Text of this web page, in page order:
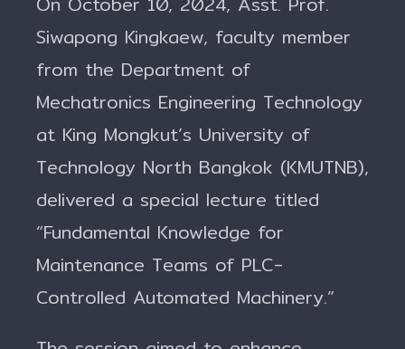
Siwapong Kingkaew, faculty member
from the Department of
Mechatronics Engineering Technology
at King Mongkut’s University of
Technology North Bangkok (KMUTNB),
delivered a special lecture titled
“Fundamental Knowledge for
Maintenance Teams of PLC-
Controlled Automated Machinery.”